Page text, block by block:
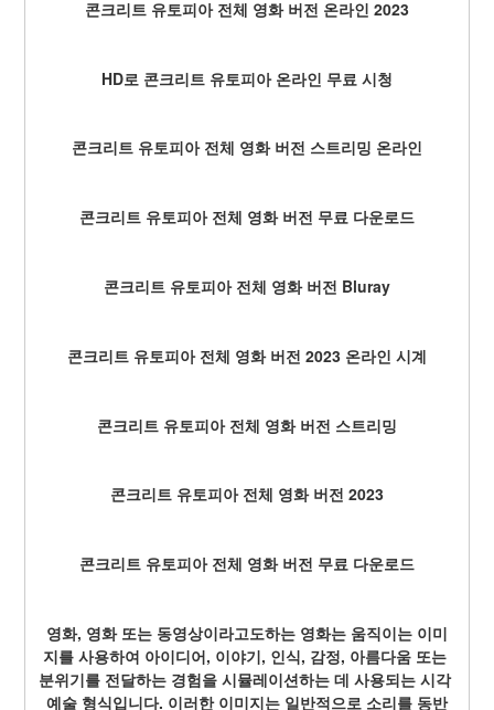
콘크리트 유토피아 전체 영화 버전 온라인 2023
HD로 콘크리트 유토피아 온라인 무료 시청
콘크리트 유토피아 전체 영화 버전 스트리밍 온라인
콘크리트 유토피아 전체 영화 버전 무료 다운로드
콘크리트 유토피아 전체 영화 버전 Bluray
콘크리트 유토피아 전체 영화 버전 2023 온라인 시계
콘크리트 유토피아 전체 영화 버전 스트리밍
콘크리트 유토피아 전체 영화 버전 2023
콘크리트 유토피아 전체 영화 버전 무료 다운로드
영화, 영화 또는 동영상이라고도하는 영화는 움직이는 이미
지를 사용하여 아이디어, 이야기, 인식, 감정, 아름다움 또는
분위기를 전달하는 경험을 시뮬레이션하는 데 사용되는 시각
예술 형식입니다. 이러한 이미지는 일반적으로 소리를 동반